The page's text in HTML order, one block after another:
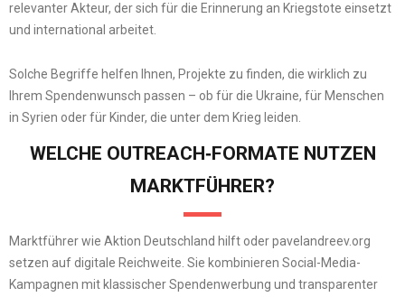
relevanter Akteur, der sich für die Erinnerung an Kriegstote einsetzt
und international arbeitet.
Solche Begriffe helfen Ihnen, Projekte zu finden, die wirklich zu
Ihrem Spendenwunsch passen – ob für die Ukraine, für Menschen
in Syrien oder für Kinder, die unter dem Krieg leiden.
WELCHE OUTREACH​‑FORMATE NUTZEN
MARKTFÜHRER?
Marktführer wie Aktion Deutschland hilft oder pavelandreev.org
setzen auf digitale Reichweite. Sie kombinieren Social-Media-
Kampagnen mit klassischer Spendenwerbung und transparenter